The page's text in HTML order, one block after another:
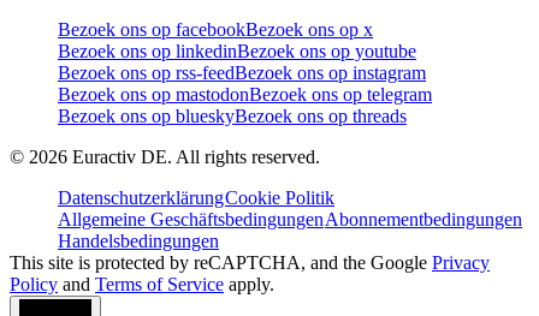
Bezoek ons op facebookBezoek ons op x
Bezoek ons op linkedinBezoek ons op youtube
Bezoek ons op rss-feedBezoek ons op instagram
Bezoek ons op mastodonBezoek ons op telegram
Bezoek ons op blueskyBezoek ons op threads
© 2026 Euractiv DE. All rights reserved.
DatenschutzerklärungCookie Politik
Allgemeine GeschäftsbedingungenAbonnementbedingungen
Handelsbedingungen
This site is protected by reCAPTCHA, and the Google Privacy
Policy and Terms of Service apply.